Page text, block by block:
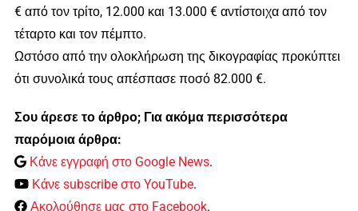
€ από τον τρίτο, 12.000 και 13.000 € αντίστοιχα από τον
τέταρτο και τον πέμπτο.
Ωστόσο από την ολοκλήρωση της δικογραφίας προκύπτει
ότι συνολικά τους απέσπασε ποσό 82.000 €.
Σου άρεσε το άρθρο; Για ακόμα περισσότερα
παρόμοια άρθρα:
Κάνε εγγραφή στο Google News.
Κάνε subscribe στο YouTube.
Ακολούθησε μας στο Facebook.